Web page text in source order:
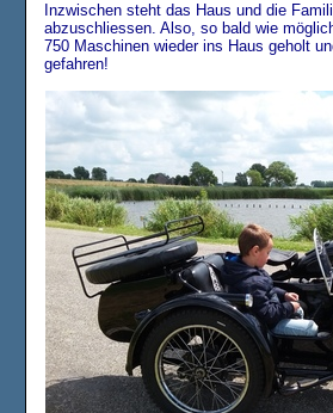
Inzwischen steht das Haus und die
abzuschliessen. Also, so bald wie
750 Maschinen wieder ins Haus geholt
gefahren!